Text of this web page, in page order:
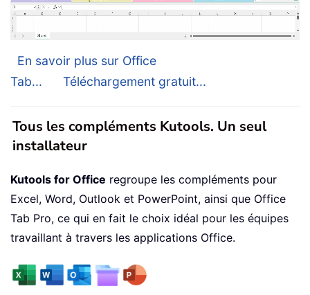
En savoir plus sur Office
Tab...
Téléchargement gratuit...
Tous les compléments Kutools. Un seul
installateur
Kutools for Office regroupe les compléments pour
Excel, Word, Outlook et PowerPoint, ainsi que Office
Tab Pro, ce qui en fait le choix idéal pour les équipes
travaillant à travers les applications Office.